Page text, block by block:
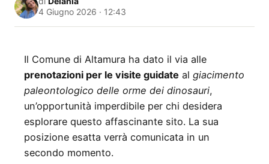
4 Giugno 2026 · 12:43
Il Comune di Altamura ha dato il via alle
prenotazioni per le visite guidate al giacimento
paleontologico delle orme dei dinosauri,
un’opportunità imperdibile per chi desidera
esplorare questo affascinante sito. La sua
posizione esatta verrà comunicata in un
secondo momento.